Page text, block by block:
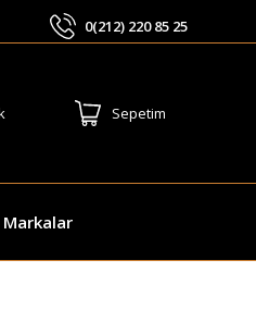
0(212) 220 85 25
Sepetim
Markalar